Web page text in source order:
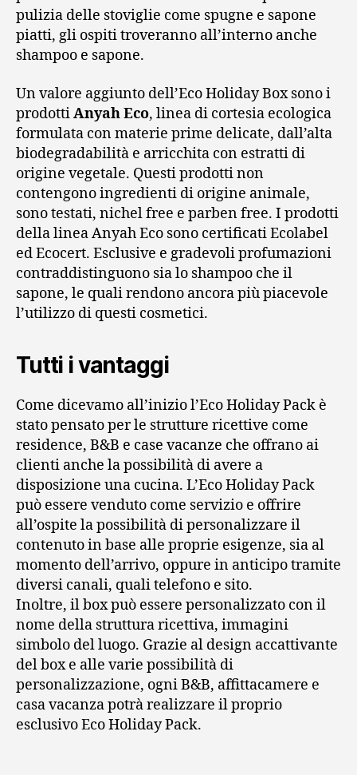
pulizia delle stoviglie come spugne e sapone
piatti, gli ospiti troveranno all’interno anche
shampoo e sapone.
Un valore aggiunto dell’Eco Holiday Box sono i
prodottiAnyah Eco, linea di cortesia ecologica
formulata con materie prime delicate, dall’alta
biodegradabilità e arricchita con estratti di
origine vegetale. Questi prodotti non
contengono ingredienti di origine animale,
sono testati, nichel free e parben free. I prodotti
della linea Anyah Eco sono certificati Ecolabel
ed Ecocert. Esclusive e gradevoli profumazioni
contraddistinguono sia lo shampoo che il
sapone, le quali rendono ancora più piacevole
l’utilizzo di questi cosmetici.
Tutti i vantaggi
Come dicevamo all’inizio l’Eco Holiday Pack è
stato pensato per le strutture ricettive come
residence, B&B e case vacanze che offrano ai
clienti anche la possibilità di avere a
disposizione una cucina. L’Eco Holiday Pack
può essere venduto come servizio e offrire
all’ospite la possibilità di personalizzare il
contenuto in base alle proprie esigenze, sia al
momento dell’arrivo, oppure in anticipo tramite
diversi canali, quali telefono e sito.
Inoltre, il box può essere personalizzato con il
nome della struttura ricettiva, immagini
simbolo del luogo. Grazie al design accattivante
del box e alle varie possibilità di
personalizzazione, ogni B&B, affittacamere e
casa vacanza potrà realizzare il proprio
esclusivo Eco Holiday Pack.